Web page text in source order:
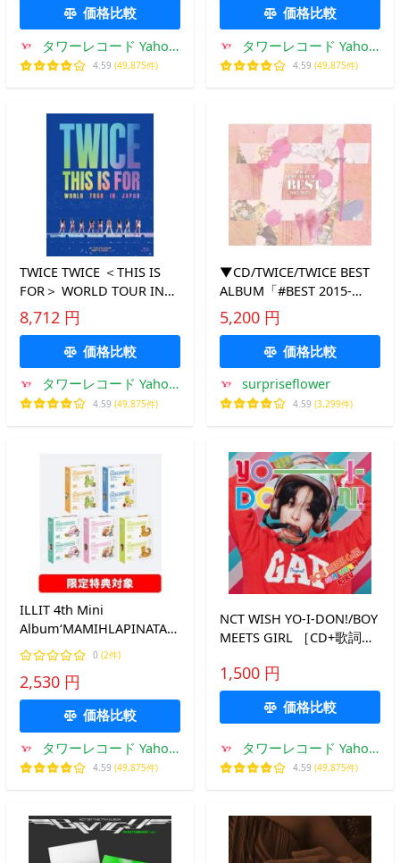
価格比較
タワーレコード Yahoo!
店
4.59 (49,875件)
価格比較
タワーレコード Yahoo!
店
4.59 (49,875件)
TWICE TWICE ＜THIS IS
FOR＞ WORLD TOUR IN
JAPAN ［Blu-ray Disc+フォ
トブックレット+グッズ］
＜初回限定盤＞ Blu-ray
Disc ※特典あり
8,712 円
価格比較
タワーレコード Yahoo!
店
4.59 (49,875件)
▼CD/TWICE/TWICE BEST
ALBUM「#BEST 2015-
2025」 (通常盤)
5,200 円
価格比較
surpriseflower
4.59 (3,299件)
ILLIT 4th Mini
Album‘MAMIHLAPINATAPAI'
PAW PAW ver.(ランダムバ
ージョン) ［8cm CD］ CD
※特典あり
0 (2件)
2,530 円
価格比較
タワーレコード Yahoo!
店
4.59 (49,875件)
NCT WISH YO-I-DON!/BOY
MEETS GIRL ［CD+歌詞ブ
回生産限定盤 RIKU Ver.＞
12cmCD Single ※特典あり
1,500 円
価格比較
タワーレコード Yahoo!
店
4.59 (49,875件)